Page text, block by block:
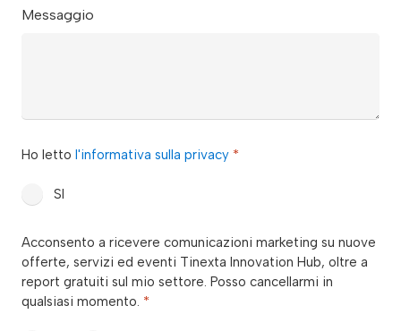
Messaggio
Ho letto l'informativa sulla privacy *
SI
Acconsento a ricevere comunicazioni marketing su nuove
offerte, servizi ed eventi Tinexta Innovation Hub, oltre a
report gratuiti sul mio settore. Posso cancellarmi in
qualsiasi momento. *